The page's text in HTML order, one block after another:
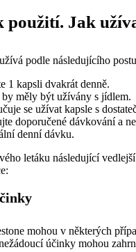
použití. Jak
podle následujícího
1 kapsli dvakrát denně.
měly být užívány s jídlem.
se užívat kapsle s
doporučené dávkování a
denní dávku.
letáku následující
mohou v některých
účinky mohou